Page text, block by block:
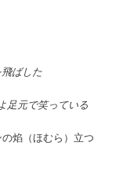
ばした
足元で笑っている
焰（ほむら）立つ